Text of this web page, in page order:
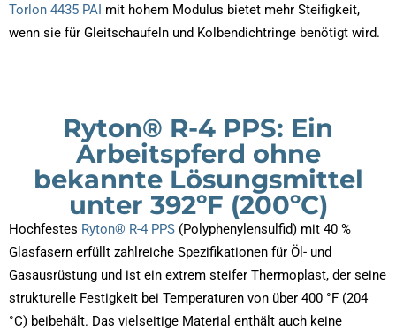
Torlon 4435 PAI mit hohem Modulus bietet mehr Steifigkeit,
wenn sie für Gleitschaufeln und Kolbendichtringe benötigt wird.
Ryton® R-4 PPS: Ein
Arbeitspferd ohne
bekannte Lösungsmittel
unter 392ºF (200ºC)
Hochfestes Ryton® R-4 PPS (Polyphenylensulfid) mit 40 %
Glasfasern erfüllt zahlreiche Spezifikationen für Öl- und
Gasausrüstung und ist ein extrem steifer Thermoplast, der seine
strukturelle Festigkeit bei Temperaturen von über 400 °F (204
°C) beibehält. Das vielseitige Material enthält auch keine